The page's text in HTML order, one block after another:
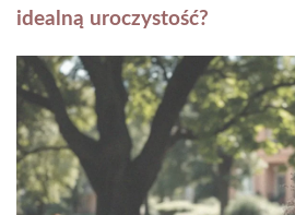
idealną uroczystość?